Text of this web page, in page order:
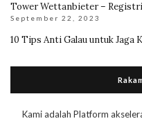
Tower Wettanbieter –
September 22, 2023
10 Tips Anti Galau untuk Jaga
Kami adalah Platform